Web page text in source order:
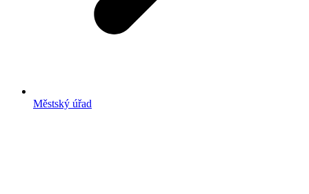
Městský úřad